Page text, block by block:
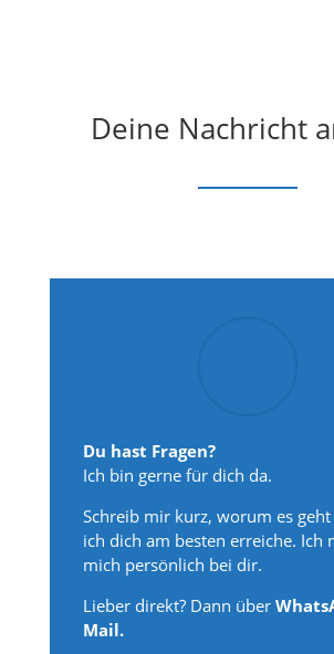
Deine Nachricht
Du hast Fragen?
Ich bin gerne für dich da.
Schreib mir kurz, worum es
ich dich am besten erreiche. Ich
mich persönlich bei dir.
Lieber direkt? Dann über
Mail.